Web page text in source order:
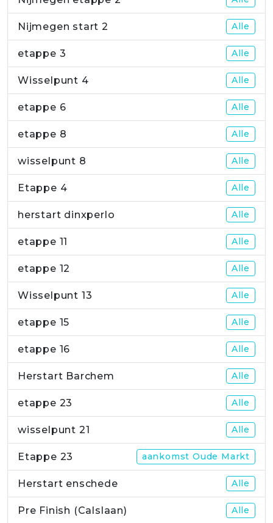
Nijmegen start 2 Alle
etappe 3 Alle
Wisselpunt 4 Alle
etappe 6 Alle
etappe 8 Alle
wisselpunt 8 Alle
Etappe 4 Alle
herstart dinxperlo Alle
etappe 11 Alle
etappe 12 Alle
Wisselpunt 13 Alle
etappe 15 Alle
etappe 16 Alle
Herstart Barchem Alle
etappe 23 Alle
wisselpunt 21 Alle
Etappe 23 aankomst Oude Markt
Herstart enschede Alle
Pre Finish (Calslaan) Alle